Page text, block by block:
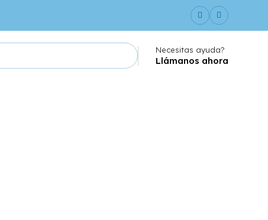
Necesitas ayuda?
Llámanos ahora